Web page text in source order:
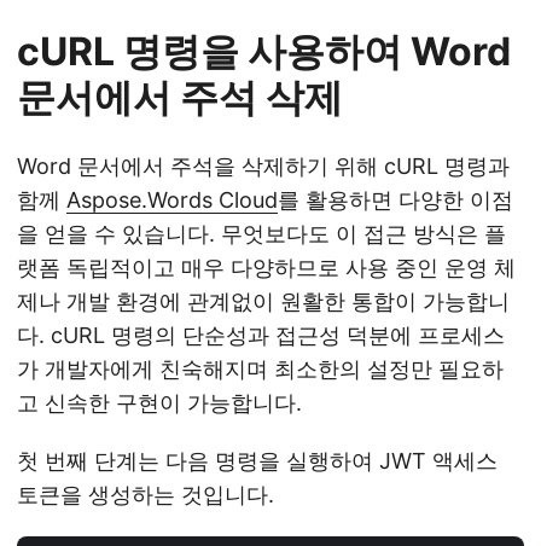
cURL 명령을 사용하여 Word
문서에서 주석 삭제
Word 문서에서 주석을 삭제하기 위해 cURL 명령과
함께 Aspose.Words Cloud를 활용하면 다양한 이점
을 얻을 수 있습니다. 무엇보다도 이 접근 방식은 플
랫폼 독립적이고 매우 다양하므로 사용 중인 운영 체
제나 개발 환경에 관계없이 원활한 통합이 가능합니
다. cURL 명령의 단순성과 접근성 덕분에 프로세스
가 개발자에게 친숙해지며 최소한의 설정만 필요하
고 신속한 구현이 가능합니다.
첫 번째 단계는 다음 명령을 실행하여 JWT 액세스
토큰을 생성하는 것입니다.